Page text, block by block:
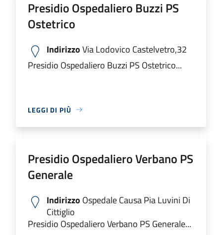
Presidio Ospedaliero Buzzi PS
Ostetrico
IndirizzoVia Lodovico Castelvetro,32
Presidio Ospedaliero Buzzi PS Ostetrico...
LEGGI DI PIÙ
Presidio Ospedaliero Verbano PS
Generale
Indirizzo Ospedale Causa Pia Luvini Di
Cittiglio
Presidio Ospedaliero Verbano PS Generale...